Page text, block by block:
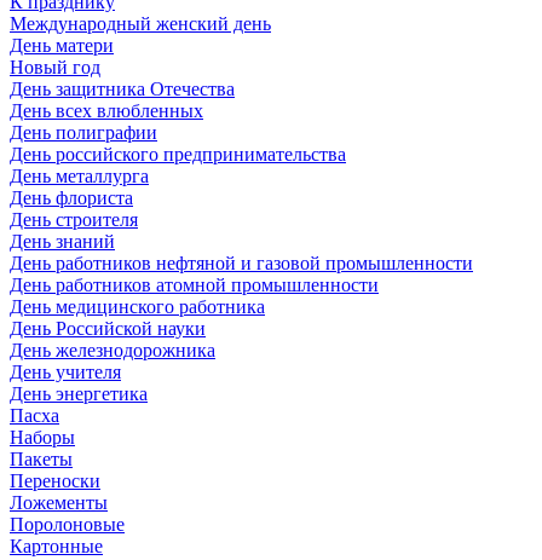
Международный женский день
День матери
Новый год
День защитника Отечества
День всех влюбленных
День полиграфии
День российского предпринимательства
День металлурга
День флориста
День строителя
День знаний
День работников нефтяной и газовой промышленности
День работников атомной промышленности
День медицинского работника
День Российской науки
День железнодорожника
День учителя
День энергетика
Пасха
Наборы
Пакеты
Переноски
Ложементы
Поролоновые
Картонные